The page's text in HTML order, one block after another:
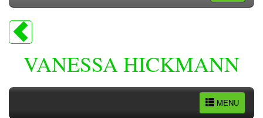
VANESSA HICKMANN
MENU